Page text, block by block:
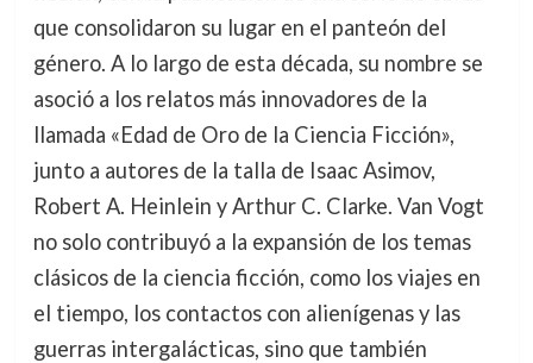
que consolidaron su lugar en el panteón del
género. A lo largo de esta década, su nombre se
asoció a los relatos más innovadores de la
llamada «Edad de Oro de la Ciencia Ficción»,
junto a autores de la talla de Isaac Asimov,
Robert A. Heinlein y Arthur C. Clarke. Van Vogt
no solo contribuyó a la expansión de los temas
clásicos de la ciencia ficción, como los viajes en
el tiempo, los contactos con alienígenas y las
guerras intergalácticas, sino que también